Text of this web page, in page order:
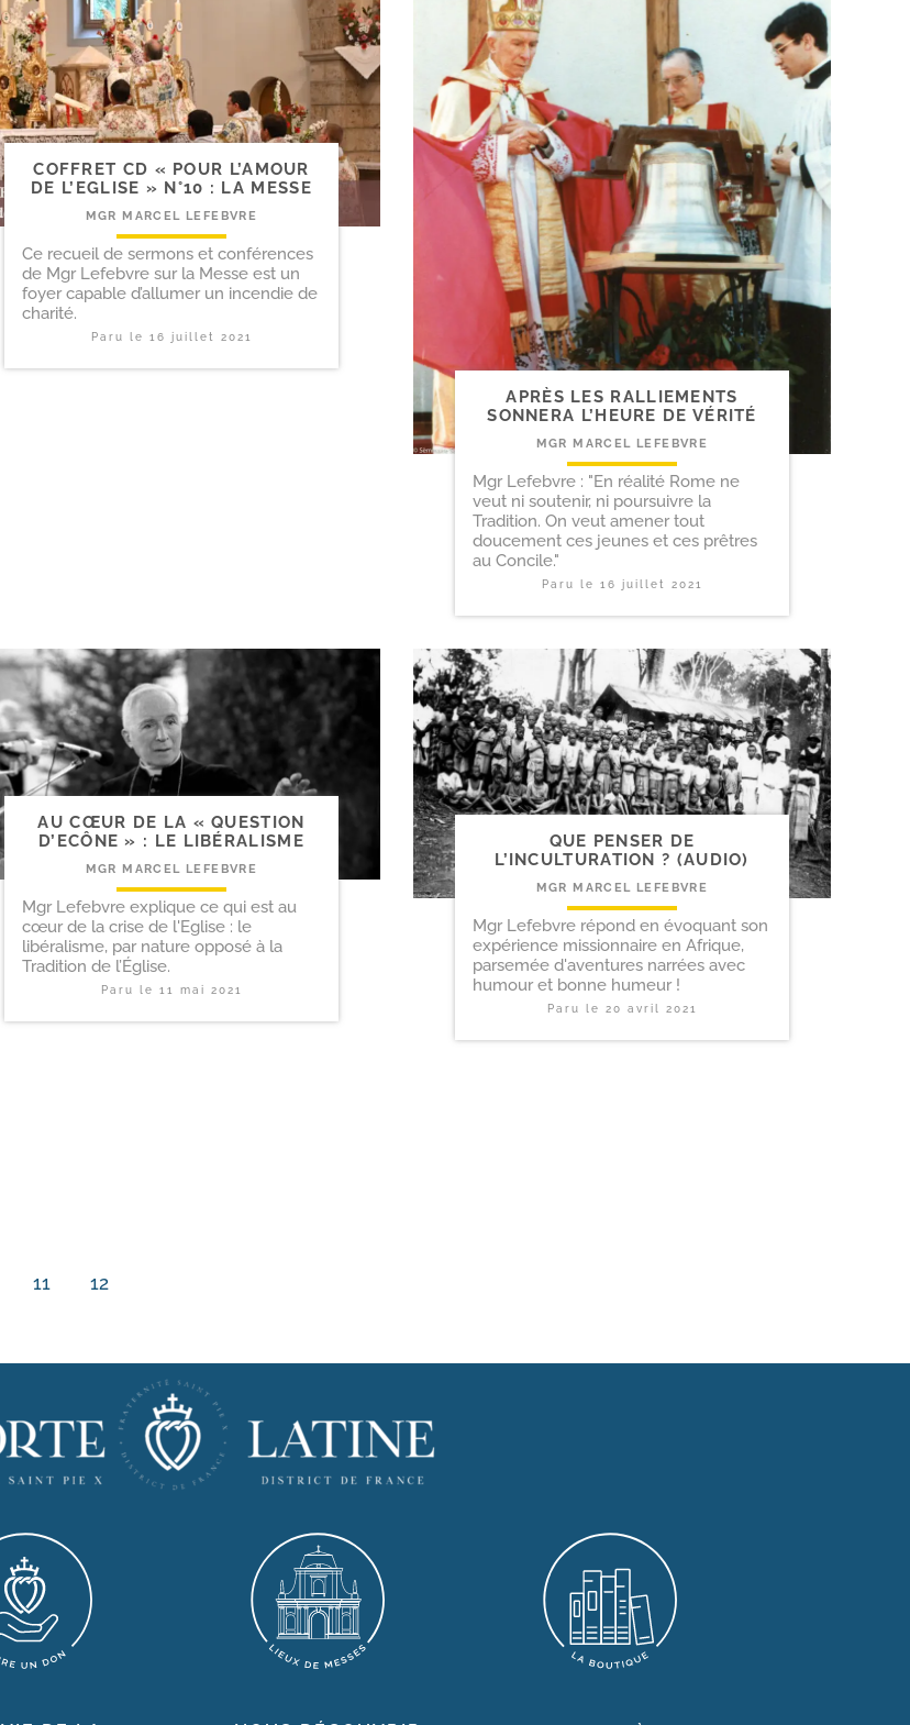
COFFRET CD « POUR L’AMOUR
DE L’EGLISE » N°10 : LA MESSE
MGR MARCEL LEFEBVRE
Ce recueil de sermons et conférences
de Mgr Lefebvre sur la Messe est un
foyer capable d’allumer un incendie de
charité.
Paru le 16 juillet 2021
APRÈS LES RALLIEMENTS
SONNERA L’HEURE DE VÉRITÉ
MGR MARCEL LEFEBVRE
Mgr Lefebvre : "En réalité Rome ne
veut ni soutenir, ni poursuivre la
Tradition. On veut amener tout
doucement ces jeunes et ces prêtres
au Concile."
Paru le 16 juillet 2021
AU CŒUR DE LA « QUESTION
D’ECÔNE » : LE LIBÉRALISME
MGR MARCEL LEFEBVRE
Mgr Lefebvre explique ce qui est au
cœur de la crise de l'Eglise : le
libéralisme, par nature opposé à la
Tradition de l’Église.
Paru le 11 mai 2021
QUE PENSER DE
L’INCULTURATION ? (AUDIO)
MGR MARCEL LEFEBVRE
Mgr Lefebvre répond en évoquant son
expérience missionnaire en Afrique,
parsemée d'aventures narrées avec
humour et bonne humeur !
Paru le 20 avril 2021
11 12